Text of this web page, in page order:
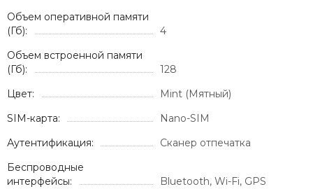
Объем оперативной памяти
(Гб):
4
Объем встроенной памяти
(Гб):
128
Цвет:
Mint (Мятный)
SIM-карта:
Nano-SIM
Аутентификация:
Сканер отпечатка
Беспроводные
интерфейсы:
Bluetooth, Wi-Fi, GPS